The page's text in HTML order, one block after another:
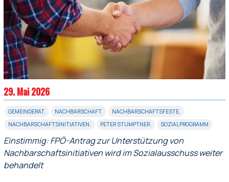
29. Mai 2026
GEMEINDERAT, NACHBARSCHAFT, NACHBARSCHAFTSFESTE,
NACHBARSCHAFTSINITIATIVEN, PETER STUMPTNER, SOZIALPROGRAMM
Einstimmig: FPÖ-Antrag zur Unterstützung von
Nachbarschaftsinitiativen wird im Sozialausschuss weiter
behandelt